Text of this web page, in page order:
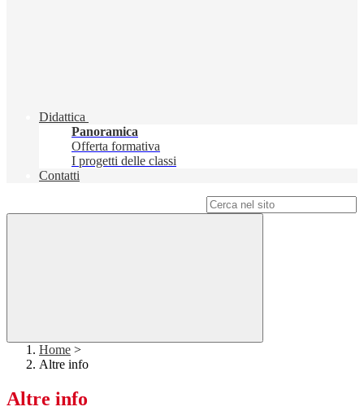
Didattica
Panoramica
Offerta formativa
I progetti delle classi
Contatti
Home >
Altre info
Altre info